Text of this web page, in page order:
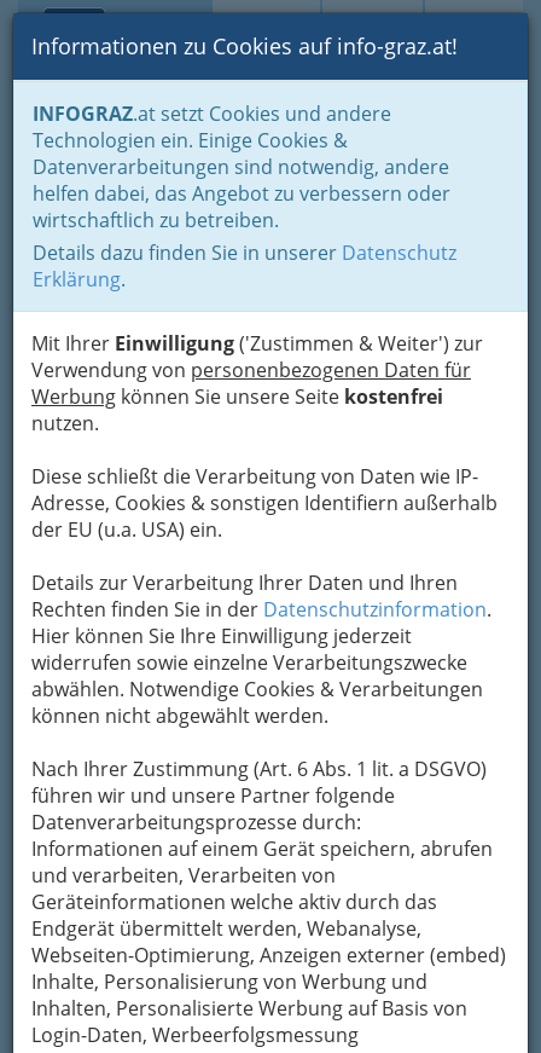
Suche Login Toggle
Informationen zu Cookies auf info-graz.at!
INFOGRAZ.at setzt Cookies und andere
Technologien ein. Einige Cookies &
Datenverarbeitungen sind notwendig, andere
helfen dabei, das Angebot zu verbessern oder
wirtschaftlich zu betreiben.
Details dazu finden Sie in unserer Datenschutz
Erklärung.
Mit Ihrer Einwilligung('Zustimmen & Weiter') zur
Verwendung von personenbezogenen Daten für
Werbung können Sie unsere Seite kostenfrei
nutzen.
Diese schließt die Verarbeitung von Daten wie IP-
Adresse, Cookies & sonstigen Identifiern außerhalb
der EU (u.a. USA) ein.
Details zur Verarbeitung Ihrer Daten und Ihren
Rechten finden Sie in der Datenschutzinformation.
Hier können Sie Ihre Einwilligung jederzeit
widerrufen sowie einzelne Verarbeitungszwecke
abwählen. Notwendige Cookies & Verarbeitungen
können nicht abgewählt werden.
Nach Ihrer Zustimmung (Art. 6 Abs. 1 lit. a DSGVO)
führen wir und unsere Partner folgende
Datenverarbeitungsprozesse durch:
Informationen auf einem Gerät speichern, abrufen
und verarbeiten, Verarbeiten von
Geräteinformationen welche aktiv durch das
Endgerät übermittelt werden, Webanalyse,
Webseiten-Optimierung, Anzeigen externer (embed)
Inhalte, Personalisierung von Werbung und
Inhalten, Personalisierte Werbung auf Basis von
Login-Daten, Werbeerfolgsmessung
Home Branchen
Karl-Schubert-Schule
Waldorfkindergarten mit
Integration
Riesstraße 351, 8010 Graz
+43 316 302 434
Adresse mit Google Maps anschauen